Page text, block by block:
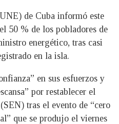
de Cuba informó este
50 % de los pobladores de
energético, tras casi
en la isla.
en sus esfuerzos y
por restablecer el
tras el evento de “cero
que se produjo el viernes